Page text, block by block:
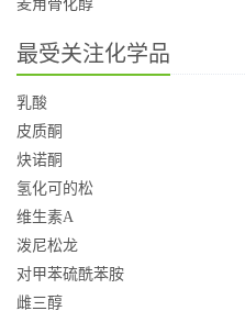
麦角骨化醇
最受关注化学品
乳酸
皮质酮
炔诺酮
氢化可的松
维生素A
泼尼松龙
对甲苯硫酰苯胺
雌三醇